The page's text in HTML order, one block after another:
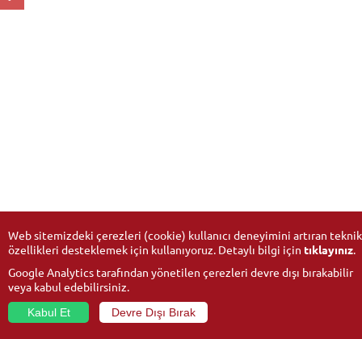
Web sitemizdeki çerezleri (cookie) kullanıcı deneyimini artıran teknik
özellikleri desteklemek için kullanıyoruz. Detaylı bilgi için tıklayınız.
Google Analytics tarafından yönetilen çerezleri devre dışı bırakabilir
veya kabul edebilirsiniz.
Kabul Et
Devre Dışı Bırak
© 2026Anadolu Üniversitesi- Tüm hakları saklıdır.